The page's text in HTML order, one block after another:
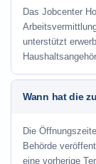
Das Jobcenter
unterstützt
Wann hat die
Die
Behörde
eine vorherige